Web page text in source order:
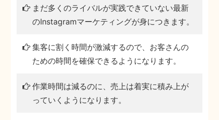
まだ多くのライバルが実践できていない最新
のInstagramマーケティングが身につきます。
集客に割く時間が激減するので、 お客さんの
ための時間を確保できるようになります。
作業時間は減るのに、売上は着実に積み上が
っていくようになります。